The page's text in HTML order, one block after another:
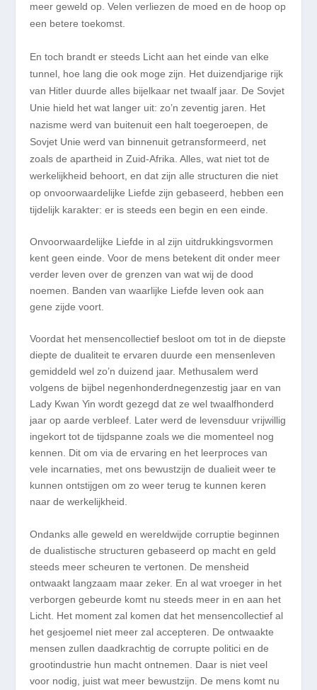
meer geweld op. Velen verliezen de moed en de hoop op
een betere toekomst.
En toch brandt er steeds Licht aan het einde van elke
tunnel, hoe lang die ook moge zijn. Het duizendjarige rijk
van Hitler duurde alles bijelkaar net twaalf jaar. De Sovjet
Unie hield het wat langer uit: zo’n zeventig jaren. Het
nazisme werd van buitenuit een halt toegeroepen, de
Sovjet Unie werd van binnenuit getransformeerd, net
zoals de apartheid in Zuid-Afrika. Alles, wat niet tot de
werkelijkheid behoort, en dat zijn alle structuren die niet
op onvoorwaardelijke Liefde zijn gebaseerd, hebben een
tijdelijk karakter: er is steeds een begin en een einde.
Onvoorwaardelijke Liefde in al zijn uitdrukkingsvormen
kent geen einde. Voor de mens betekent dit onder meer
verder leven over de grenzen van wat wij de dood
noemen. Banden van waarlijke Liefde leven ook aan
gene zijde voort.
Voordat het mensencollectief besloot om tot in de diepste
diepte de dualiteit te ervaren duurde een mensenleven
gemiddeld wel zo’n duizend jaar. Methusalem werd
volgens de bijbel negenhonderdnegenzestig jaar en van
Lady Kwan Yin wordt gezegd dat ze wel twaalfhonderd
jaar op aarde verbleef. Later werd de levensduur vrijwillig
ingekort tot de tijdspanne zoals we die momenteel nog
kennen. Dit om via de ervaring en het leerproces van
vele incarnaties, met ons bewustzijn de dualieit weer te
kunnen ontstijgen om zo weer terug te kunnen keren
naar de werkelijkheid.
Ondanks alle geweld en wereldwijde corruptie beginnen
de dualistische structuren gebaseerd op macht en geld
steeds meer scheuren te vertonen. De mensheid
ontwaakt langzaam maar zeker. En al wat vroeger in het
verborgen gebeurde komt nu steeds meer in en aan het
Licht. Het moment zal komen dat het mensencollectief al
het gesjoemel niet meer zal accepteren. De ontwaakte
mensen zullen daadkrachtig de corrupte politici en de
grootindustrie hun macht ontnemen. Daar is niet veel
voor nodig, juist wat meer bewustzijn. De mens komt nu